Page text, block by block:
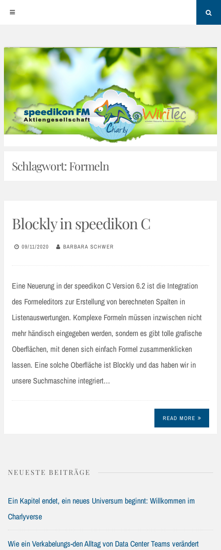
content
Schlagwort:Formeln
Blockly in speedikon C
09/11/2020 BARBARA SCHWER
Eine Neuerung in der speedikon C Version 6.2 ist die Integration
des Formeleditors zur Erstellung von berechneten Spalten in
Listenauswertungen. Komplexe Formeln müssen inzwischen nicht
mehr händisch eingegeben werden, sondern es gibt tolle grafische
Oberflächen, mit denen sich einfach Formel zusammenklicken
lassen. Eine solche Oberfläche ist Blockly und das haben wir in
unsere Suchmaschine integriert…
READ MORE
NEUESTE BEITRÄGE
Ein Kapitel endet, ein neues Universum beginnt: Willkommen im
Charlyverse
Wie ein Verkabelungs-den Alltag von Data Center Teams verändert